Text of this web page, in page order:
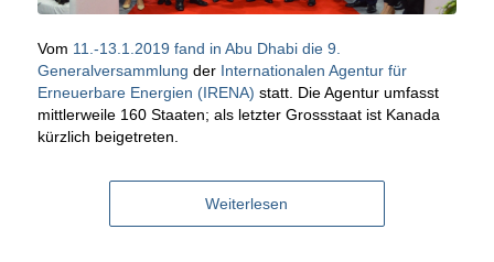
Vom 11.-13.1.2019 fand in Abu Dhabi die 9.
Generalversammlung der Internationalen Agentur für
Erneuerbare Energien (IRENA) statt. Die Agentur umfasst
mittlerweile 160 Staaten; als letzter Grossstaat ist Kanada
kürzlich beigetreten.
Weiterlesen